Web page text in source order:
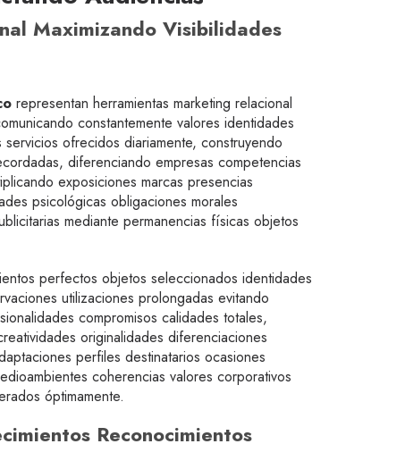
Maximizando Visibilidades
representan herramientas marketing relacional
constantemente valores identidades
ofrecidos diariamente, construyendo
diferenciando empresas competencias
exposiciones marcas presencias
psicológicas obligaciones morales
mediante permanencias físicas objetos
perfectos objetos seleccionados identidades
utilizaciones prolongadas evitando
compromisos calidades totales,
originalidades diferenciaciones
perfiles destinatarios ocasiones
coherencias valores corporativos
óptimamente.
Reconocimientos